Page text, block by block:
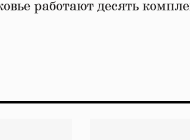
работают десять